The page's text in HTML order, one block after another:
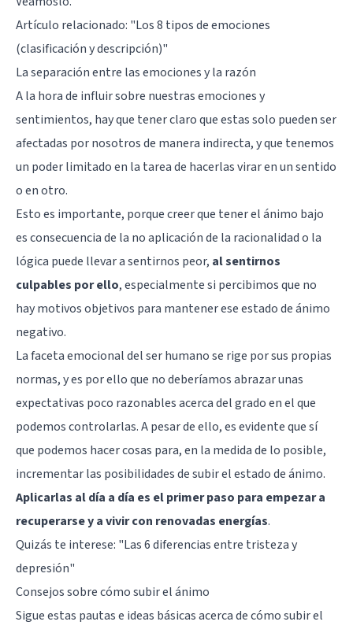
Artículo relacionado: "Los 8 tipos de emociones
(clasificación y descripción)"
La separación entre las emociones y la razón
A la hora de influir sobre nuestras emociones y
sentimientos, hay que tener claro que estas solo pueden ser
afectadas por nosotros de manera indirecta, y que tenemos
un poder limitado en la tarea de hacerlas virar en un sentido
o en otro.
Esto es importante, porque creer que tener el ánimo bajo
es consecuencia de la no aplicación de la racionalidad o la
lógica puede llevar a sentirnos peor, al sentirnos
culpables por ello, especialmente si percibimos que no
hay motivos objetivos para mantener ese estado de ánimo
negativo.
La faceta emocional del ser humano se rige por sus propias
normas, y es por ello que no deberíamos abrazar unas
expectativas poco razonables acerca del grado en el que
podemos controlarlas. A pesar de ello, es evidente que sí
que podemos hacer cosas para, en la medida de lo posible,
incrementar las posibilidades de subir el estado de ánimo.
Aplicarlas al día a día es el primer paso para empezar a
recuperarse y a vivir con renovadas energías.
Quizás te interese: "Las 6 diferencias entre tristeza y
depresión"
Consejos sobre cómo subir el ánimo
Sigue estas pautas e ideas básicas acerca de cómo subir el